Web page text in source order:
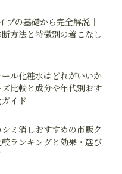
プの基礎から完全解説｜
方法と特徴別の着こなし
ル化粧水はどれがいいか
ズ比較と成分や年代別おす
イド
ミ消しおすすめの市販ク
較ランキングと効果・選び